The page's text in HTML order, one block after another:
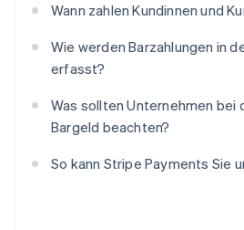
Wann zahlen Kundinnen und
Wie werden Barzahlungen in
erfasst?
Was sollten Unternehmen bei
Bargeld beachten?
So kann Stripe Payments Sie